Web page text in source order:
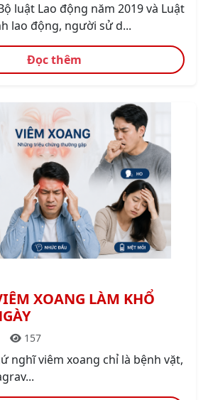
luật Lao động năm 2019 và Luật
lao động, người sử d...
Đọc thêm
XOANG LÀM KHỔ
157
nghĩ viêm xoang chỉ là bệnh vặt,